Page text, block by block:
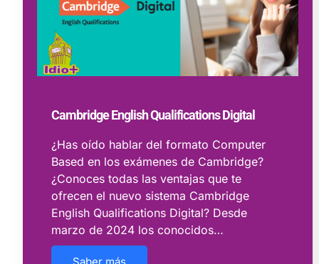
Cambridge English Qualifications Digital
¿Has oído hablar del formato Computer
Based en los exámenes de Cambridge?
¿Conoces todas las ventajas que te
ofrecen el nuevo sistema Cambridge
English Qualifications Digital? Desde
marzo de 2024 los conocidos…
Saber más